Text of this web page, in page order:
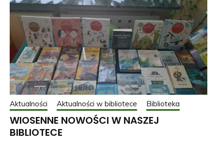
Aktualności Aktualności w bibliotece Biblioteka
WIOSENNE NOWOŚCI W NASZEJ
BIBLIOTECE